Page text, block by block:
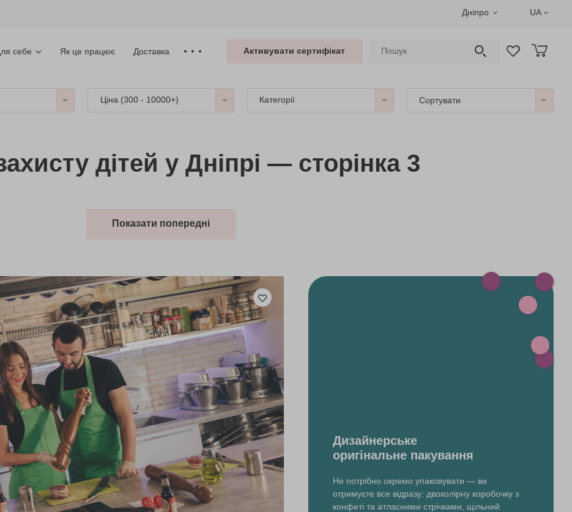
Дніпро UA
себе Як це працює Доставка Активувати сертифікат
Ціна (300 - 10000+) Категорії Сортувати
дітей у Дніпрі — сторінка 3
Показати попередні
Дизайнерське
оригінальне пакування
Не потрібно окремо упаковувати — ви
отримуєте все відразу: двоколірну коробочку з
конфеті та атласними стрічками, щільний